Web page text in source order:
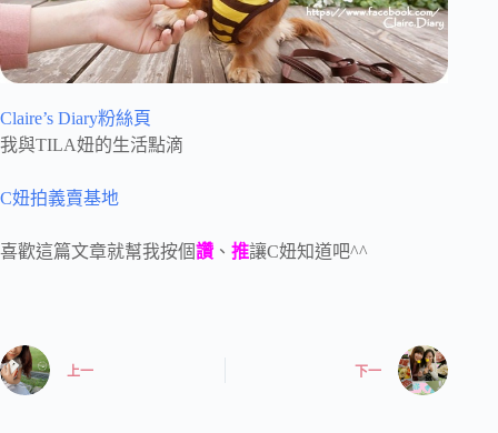
Claire’s Diary粉絲頁
我與TILA妞的生活點滴
C妞拍義賣基地
喜歡這篇文章就幫我按個讚 、 推讓C妞知道吧^^
上一 下一